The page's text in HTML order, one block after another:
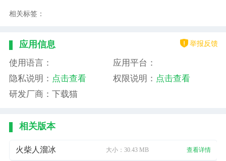
相关标签：
应用信息 举报反馈
使用语言：
应用平台：
隐私说明： 点击查看 权限说明： 点击查看
研发厂商：下载猫
相关版本
火柴人溜冰 大小：30.43 MB 查看详情